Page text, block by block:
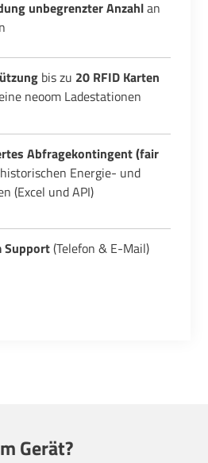
unbegrenzter Anzahlan
bis zu 20 RFID Karten
neoom Ladestationen
Abfragekontingent(fair
Energie- und
(Excel und API)
Support(Telefon & E-Mail)
Gerät?